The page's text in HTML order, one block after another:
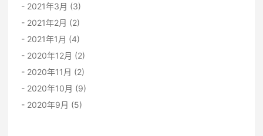
2021年3月 (3)
2021年2月 (2)
2021年1月 (4)
2020年12月 (2)
2020年11月 (2)
2020年10月 (9)
2020年9月 (5)